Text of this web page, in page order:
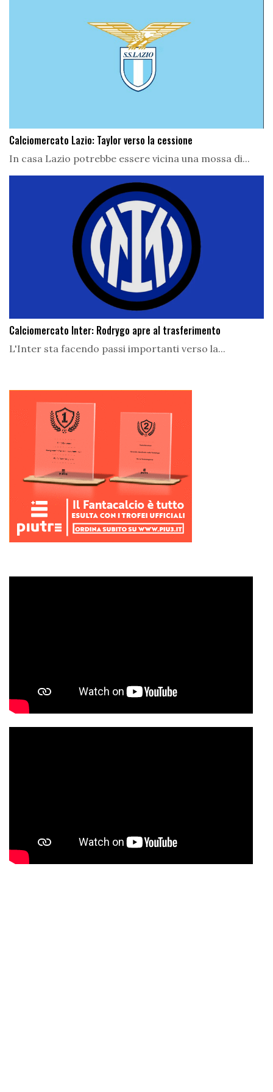
Calciomercato Lazio: Taylor verso la cessione
In casa Lazio potrebbe essere vicina una mossa di...
Calciomercato Inter: Rodrygo apre al trasferimento
L'Inter sta facendo passi importanti verso la...